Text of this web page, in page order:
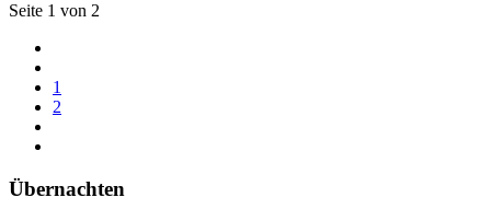
Seite 1 von 2
1
2
Übernachten